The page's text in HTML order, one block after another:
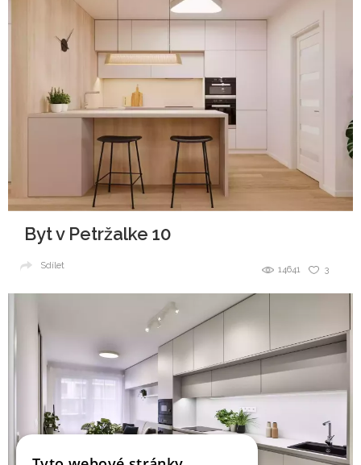
Byt v Petržalke 10
3
14641
Sdílet